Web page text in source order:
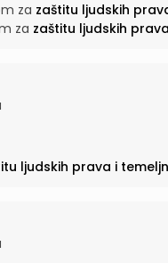
za zaštitu ljudskih
za zaštitu ljudskih
ljudskih prava i